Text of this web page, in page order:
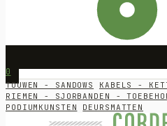
0
TOUWEN - SANDOWS KABELS -
RIEMEN - SJORBANDEN -
PODIUMKUNSTEN
DEURSMATTEN